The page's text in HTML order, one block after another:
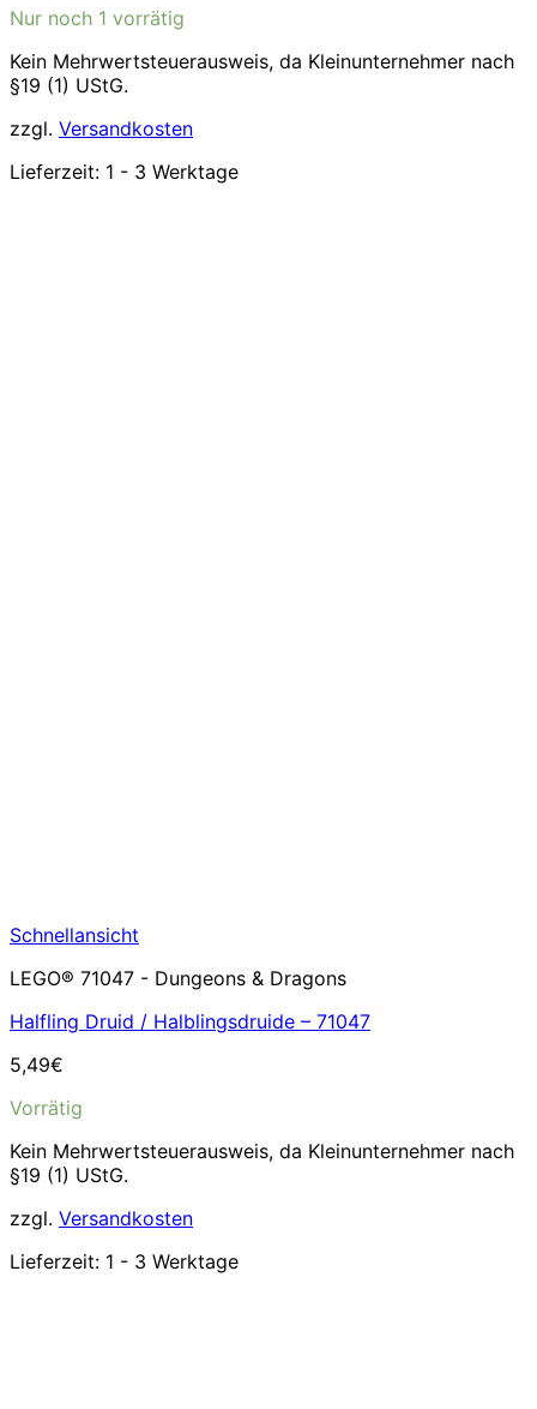
Nur noch 1 vorrätig
Kein Mehrwertsteuerausweis, da Kleinunternehmer nach
§19 (1) UStG.
zzgl. Versandkosten
Lieferzeit: 1 - 3 Werktage
Schnellansicht
LEGO® 71047 - Dungeons & Dragons
Halfling Druid / Halblingsdruide – 71047
5,49€
Vorrätig
Kein Mehrwertsteuerausweis, da Kleinunternehmer nach
§19 (1) UStG.
zzgl. Versandkosten
Lieferzeit: 1 - 3 Werktage